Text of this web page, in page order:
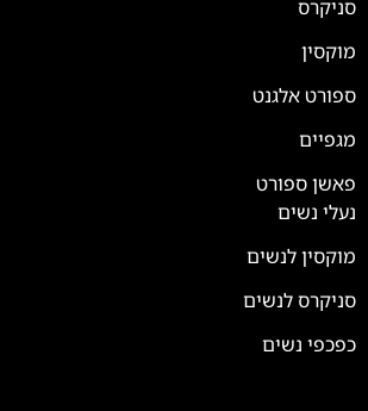
סניקרס
מוקסין
ספורט אלגנט
מגפיים
פאשן ספורט
נעלי נשים
מוקסין לנשים
סניקרס לנשים
כפכפי נשים
💬